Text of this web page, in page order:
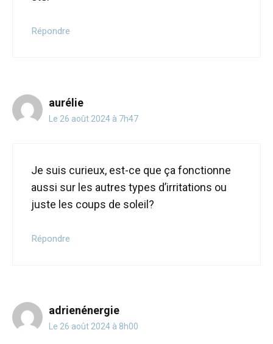
Répondre
aurélie
Le 26 août 2024 à 7h47
Je suis curieux, est-ce que ça fonctionne
aussi sur les autres types d’irritations ou
juste les coups de soleil?
Répondre
adrienénergie
Le 26 août 2024 à 8h00